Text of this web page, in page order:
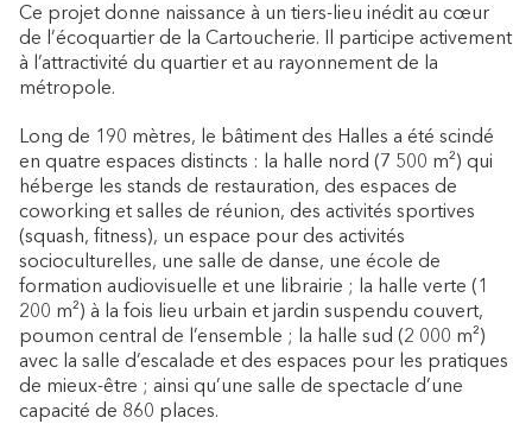
Ce projet donne naissance à un tiers-lieu inédit au cœur
de l’écoquartier de la Cartoucherie. Il participe activement
à l’attractivité du quartier et au rayonnement de la
métropole.
Long de 190 mètres, le bâtiment des Halles a été scindé
en quatre espaces distincts : la halle nord (7 500 m²) qui
héberge les stands de restauration, des espaces de
coworking et salles de réunion, des activités sportives
(squash, fitness), un espace pour des activités
socioculturelles, une salle de danse, une école de
formation audiovisuelle et une librairie ; la halle verte (1
200 m²) à la fois lieu urbain et jardin suspendu couvert,
poumon central de l’ensemble ; la halle sud (2 000 m²)
avec la salle d’escalade et des espaces pour les pratiques
de mieux-être ; ainsi qu’une salle de spectacle d’une
capacité de 860 places.